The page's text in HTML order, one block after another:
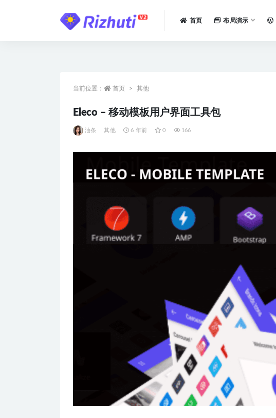
首页 布局演示
当前位置： 首页 其他
Eleco – 移动模板用户界面工具包
油条 其他 6 年前 0 166